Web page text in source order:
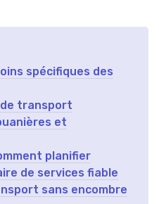
spécifiques des
de transport
et
planifier
de services fiable
sans encombre